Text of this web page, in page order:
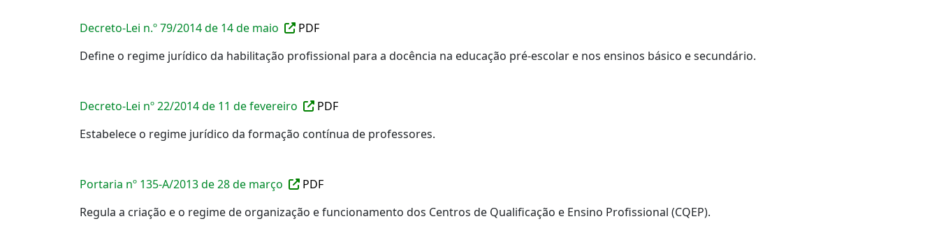
Decreto-Lei n.º 79/2014 de 14 de maio
PDF
Define o regime jurídico da habilitação profissional para a docência na educação pré-escolar e nos ensinos básico e secundário.
Decreto-Lei nº 22/2014 de 11 de fevereiro
PDF
Estabelece o regime jurídico da formação contínua de professores.
Portaria nº 135-A/2013 de 28 de março
PDF
Regula a criação e o regime de organização e funcionamento dos Centros de Qualificação e Ensino Profissional (CQEP).